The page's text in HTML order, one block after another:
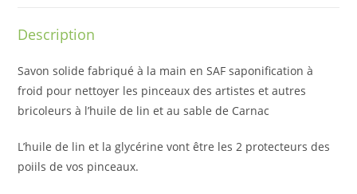
Description
Savon solide fabriqué à la main en SAF saponification à
froid pour nettoyer les pinceaux des artistes et autres
bricoleurs à l’huile de lin et au sable de Carnac
L’huile de lin et la glycérine vont être les 2 protecteurs des
poiils de vos pinceaux.